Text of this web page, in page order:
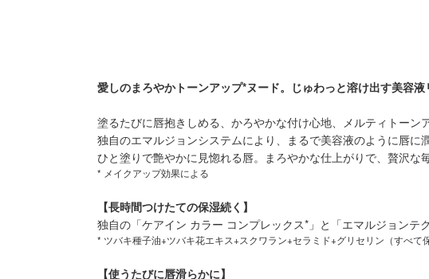
愛しのまろやかトーンアップ*ヌード。じゅわっと溶け出す美容液
塗るたびに唇抱きしめる、かろやかな付け心地、メルティトーン
独自のエマルジョンシステムにより、まるで美容液のように唇に
ひと塗りで艶やかに見惚れる唇。まろやかな仕上がりで、贅沢な毎
* メイクアップ効果による
【長時間つけたての保湿続く】
独自の「ケアイン カラー コンプレックス*」と「エマルジョンテ
* ツバキ種子油+ツバキ花エキス+スクワラン+セラミド+グリセリン（すべて
【使うたびに唇滑らかに】